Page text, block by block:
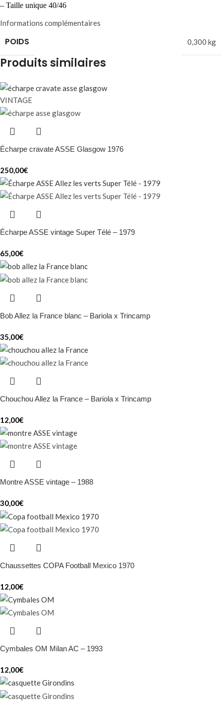
– Taille unique 40/46
Informations complémentaires
POIDS 0,300 kg
Produits similaires
VINTAGE
Écharpe cravate ASSE Glasgow 1976
250,00€
Écharpe ASSE vintage Super Télé – 1979
65,00€
Bob Allez la France blanc – Bariola x Trincamp
35,00€
Chouchou Allez la France – Bariola x Trincamp
12,00€
Montre ASSE vintage – 1988
30,00€
Chaussettes COPA Football Mexico 1970
12,00€
Cymbales OM Milan AC – 1993
12,00€